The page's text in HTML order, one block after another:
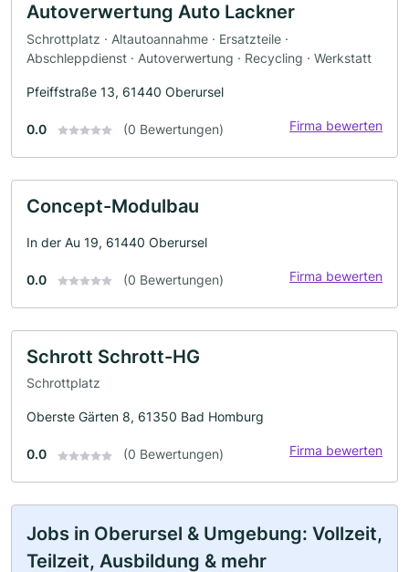
Autoverwertung Auto Lackner
Schrottplatz · Altautoannahme · Ersatzteile ·
Abschleppdienst · Autoverwertung · Recycling · Werkstatt
Pfeiffstraße 13, 61440 Oberursel
0.0 (0 Bewertungen) Firma bewerten
Concept-Modulbau
In der Au 19, 61440 Oberursel
0.0 (0 Bewertungen) Firma bewerten
Schrott Schrott-HG
Schrottplatz
Oberste Gärten 8, 61350 Bad Homburg
0.0 (0 Bewertungen) Firma bewerten
Jobs in Oberursel & Umgebung: Vollzeit,
Teilzeit, Ausbildung & mehr